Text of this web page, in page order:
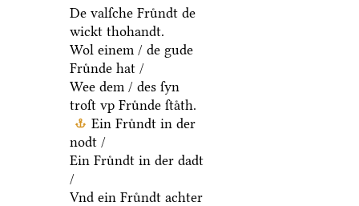
De valſche Fruͤndt de
wickt thohandt.
Wol einem / de gude
Fruͤnde hat /
Wee dem / des ſyn
troſt vp Fruͤnde ſtaͤth.
Ein Fruͤndt in der
nodt /
Ein Fruͤndt in der dadt
/
Vnd ein Fruͤndt achter